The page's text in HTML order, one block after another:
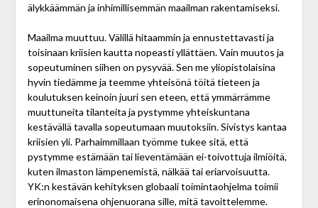
älykkäämmän ja inhimillisemmän maailman rakentamiseksi.
Maailma muuttuu. Välillä hitaammin ja ennustettavasti ja
toisinaan kriisien kautta nopeasti yllättäen. Vain muutos ja
sopeutuminen siihen on pysyvää. Sen me yliopistolaisina
hyvin tiedämme ja teemme yhteisönä töitä tieteen ja
koulutuksen keinoin juuri sen eteen, että ymmärrämme
muuttuneita tilanteita ja pystymme yhteiskuntana
kestävällä tavalla sopeutumaan muutoksiin. Sivistys kantaa
kriisien yli. Parhaimmillaan työmme tukee sitä, että
pystymme estämään tai lieventämään ei-toivottuja ilmiöitä,
kuten ilmaston lämpenemistä, nälkää tai eriarvoisuutta.
YK:n kestävän kehityksen globaali toimintaohjelma toimii
erinonomaisena ohjenuorana sille, mitä tavoittelemme.